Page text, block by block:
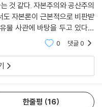
것 같다. 자본주의와 공산주의
자본론이 근본적으로 비판받
물 사관에 바탕을 두고 있다는
에 의해 결정되며 잉여가치는
0 댓글0
한줄평 16